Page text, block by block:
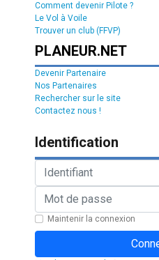
Comment devenir Pilote ?
Le Vol à Voile
Trouver un club (FFVP)
PLANEUR.NET
Devenir Partenaire
Nos Partenaires
Rechercher sur le site
Contactez nous !
Identification
Identifiant
Mot de passe
Maintenir la connexion